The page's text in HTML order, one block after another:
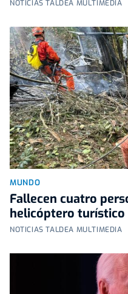
NOTICIAS TALDEA MULTIMEDIA
MUNDO
Fallecen cuatro
helicóptero turístico
NOTICIAS TALDEA MULTIMEDIA